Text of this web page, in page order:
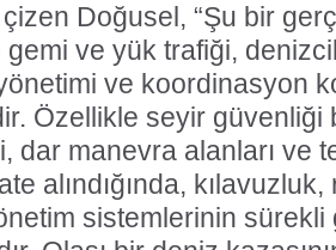
çizen Doğusel, “Şu bir
ve yük trafiği,
ve koordinasyon
Özellikle seyir güvenliği
dar manevra alanları ve
alındığında,
sistemlerinin